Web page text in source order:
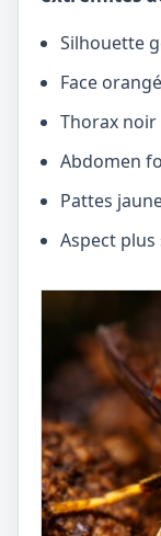
Silhouette
Face
Thorax
Abdomen
Pattes
Aspect